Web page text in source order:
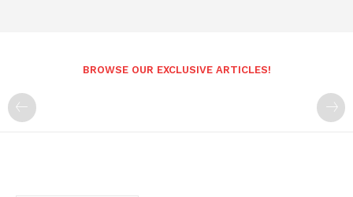
BROWSE OUR EXCLUSIVE ARTICLES!